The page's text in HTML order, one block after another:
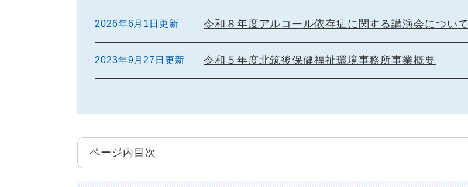
2026年6月1日更新 令和８年度アルコール依存症に関する講演会について
2023年9月27日更新 令和５年度北筑後保健福祉環境事務所事業概要
ページ内目次